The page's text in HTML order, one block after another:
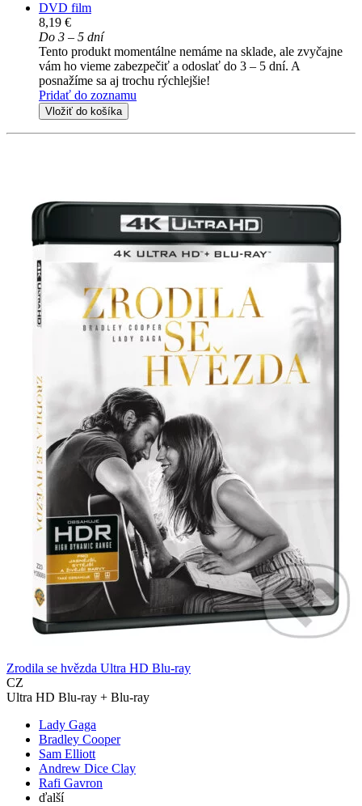
DVD film
8,19 €
Do 3 – 5 dní
Tento produkt momentálne nemáme na sklade, ale zvyčajne
vám ho vieme zabezpečiť a odoslať do 3 – 5 dní. A
posnažíme sa aj trochu rýchlejšie!
Pridať do zoznamu
Vložiť do košíka
Zrodila se hvězda Ultra HD Blu-ray
CZ
Ultra HD Blu-ray + Blu-ray
Lady Gaga
Bradley Cooper
Sam Elliott
Andrew Dice Clay
Rafi Gavron
ďalší